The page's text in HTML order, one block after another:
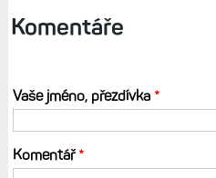
Komentáře
Vaše jméno, přezdívka *
Komentář*